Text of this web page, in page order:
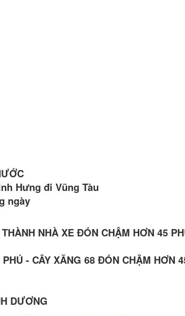
Hưng đi Vũng Tàu
ngày
NHÀ XE ĐÓN CHẬM HƠN 45
- CÂY XĂNG 68 ĐÓN CHẬM HƠN
DƯƠNG